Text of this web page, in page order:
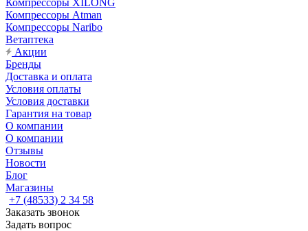
Компрессоры XILONG
Компрессоры Atman
Компрессоры Naribo
Ветаптека
Акции
Бренды
Доставка и оплата
Условия оплаты
Условия доставки
Гарантия на товар
О компании
О компании
Отзывы
Новости
Блог
Магазины
+7 (48533) 2 34 58
Заказать звонок
Задать вопрос